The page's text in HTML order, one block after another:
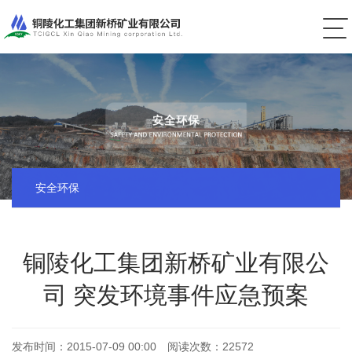
安全环保
铜陵化工集团新桥矿业有限公
司 突发环境事件应急预案
发布时间： 2015-07-09 00:00 阅读次数： 22572